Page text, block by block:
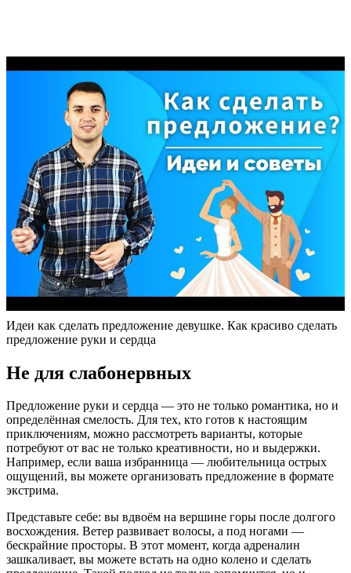
Идеи как сделать предложение девушке. Как красиво сделать
предложение руки и сердца
Не для слабонервных
Предложение руки и сердца — это не только романтика, но и
определённая смелость. Для тех, кто готов к настоящим
приключениям, можно рассмотреть варианты, которые
потребуют от вас не только креативности, но и выдержки.
Например, если ваша избранница — любительница острых
ощущений, вы можете организовать предложение в формате
экстрима.
Представьте себе: вы вдвоём на вершине горы после долгого
восхождения. Ветер развивает волосы, а под ногами —
бескрайние просторы. В этот момент, когда адреналин
зашкаливает, вы можете встать на одно колено и сделать